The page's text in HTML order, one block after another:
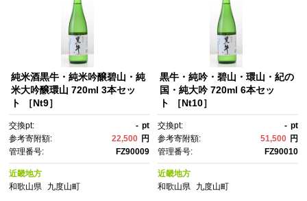
純米酒黒牛・純米吟醸碧山・純
米大吟醸環山 720ml 3本セッ
ト ［Nt9］
交換pt: - pt
参考寄附額:
22,500 円
管理番号:
FZ90009
近畿地方
和歌山県
九度山町
黒牛・純吟・碧山・環山・紀の
国・純大吟 720ml 6本セッ
ト ［Nt10］
交換pt: - pt
参考寄附額:
51,500 円
管理番号:
FZ90010
近畿地方
和歌山県
九度山町